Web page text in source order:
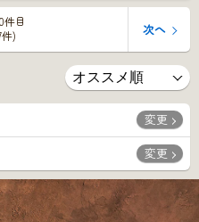
件目
)
次へ
変更
変更